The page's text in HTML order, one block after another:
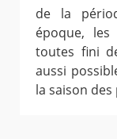
de la
époque,
toutes fini
aussi
la saison